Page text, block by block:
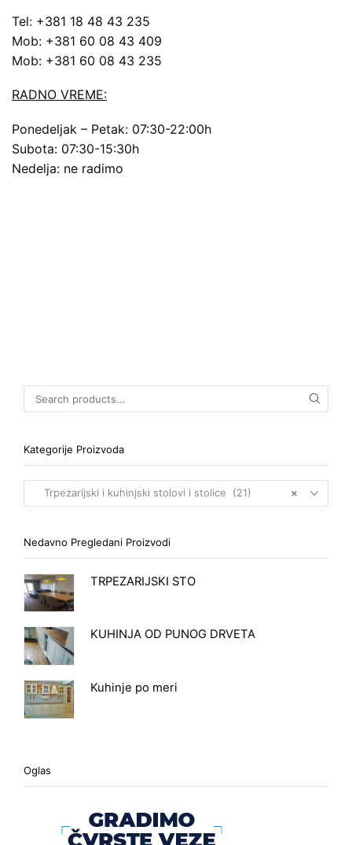
Tel: +381 18 48 43 235
Mob: +381 60 08 43 409
Mob: +381 60 08 43 235
RADNO VREME:
Ponedeljak – Petak: 07:30-22:00h
Subota: 07:30-15:30h
Nedelja: ne radimo
Kategorije Proizvoda
×
Trpezarijski i kuhinjski stolovi i stolice (21)
Nedavno Pregledani Proizvodi
TRPEZARIJSKI STO
KUHINJA OD PUNOG DRVETA
Kuhinje po meri
Oglas